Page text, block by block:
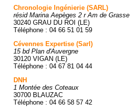
Chronologie Ingénierie (SARL)
résid Marina Aepèges 2 r Am de Grasse
30240 GRAU DU ROI (LE)
Téléphone : 04 66 51 01 59
Cévennes Expertise (Sarl)
15 bd Plan d'Auvergne
30120 VIGAN (LE)
Téléphone : 04 67 81 04 44
DNH
1 Montée des Coteaux
30700 BLAUZAC
Téléphone : 04 66 58 57 42